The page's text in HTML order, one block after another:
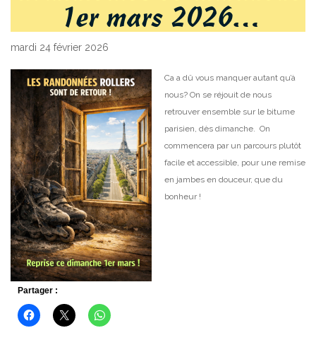
1er mars 2026…
mardi 24 février 2026
Ca a dû vous manquer autant qu’à
nous? On se réjouit de nous
retrouver ensemble sur le bitume
parisien, dès dimanche. On
commencera par un parcours plutôt
facile et accessible, pour une remise
en jambes en douceur, que du
bonheur !
Partager :